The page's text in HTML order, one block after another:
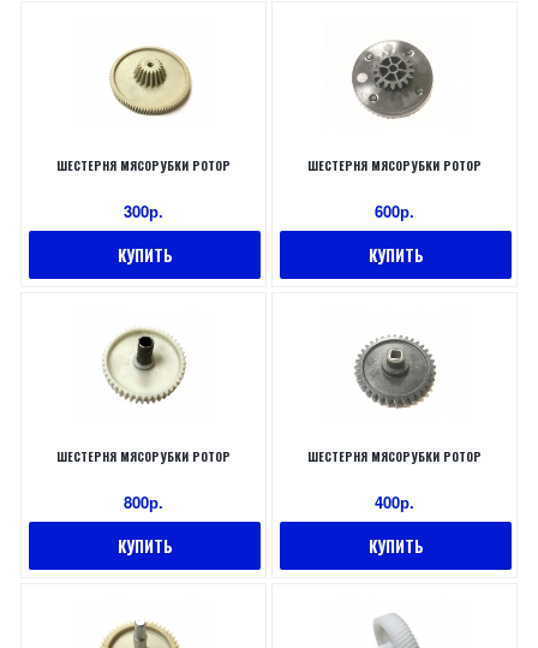
ШЕСТЕРНЯ МЯСОРУБКИ РОТОР
300р.
КУПИТЬ
ШЕСТЕРНЯ МЯСОРУБКИ РОТОР
600р.
КУПИТЬ
ШЕСТЕРНЯ МЯСОРУБКИ РОТОР
800р.
КУПИТЬ
ШЕСТЕРНЯ МЯСОРУБКИ РОТОР
400р.
КУПИТЬ